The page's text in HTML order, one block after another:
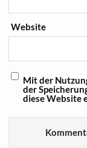
Website
Mit der
der
diese Website